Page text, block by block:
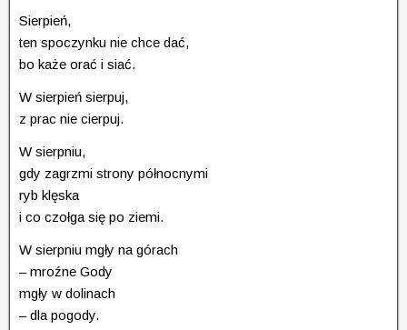
Sierpień,
ten spoczynku nie chce dać,
bo każe orać i siać.
W sierpień sierpuj,
z prac nie cierpuj.
W sierpniu,
gdy zagrzmi strony północnymi
ryb klęska
i co czołga się po ziemi.
W sierpniu mgły na górach
– mroźne Gody
mgły w dolinach
– dla pogody.